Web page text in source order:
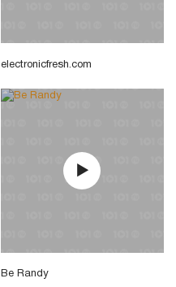
electronicfresh.com
Be Randy